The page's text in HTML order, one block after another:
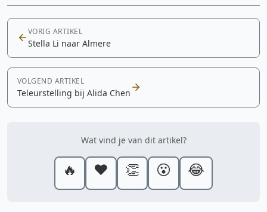
VORIG ARTIKEL
Stella Li naar Almere
VOLGEND ARTIKEL
Teleurstelling bij Alida Chen
Wat vind je van dit artikel?
🔥 ❤️ 👏 😮 😂